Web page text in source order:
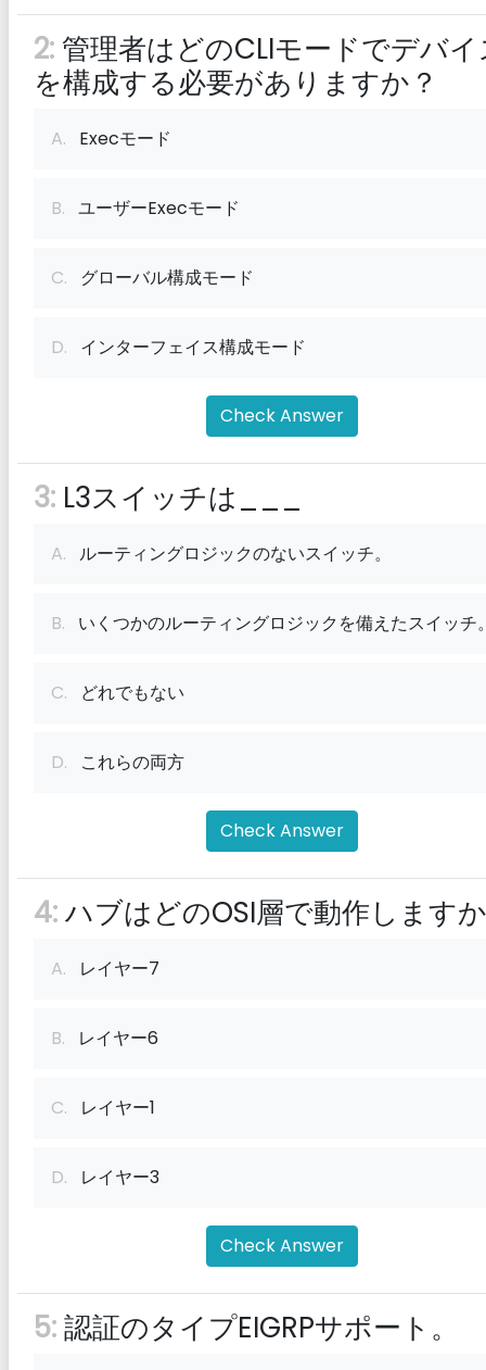
2: 管理者はどのCLIモードでデバ
を構成する必要がありますか？
A. Execモード
B. ユーザーExecモード
C. グローバル構成モード
D. インターフェイス構成モード
Check Answer
3: L3スイッチは___
A. ルーティングロジックのないスイッチ。
B. いくつかのルーティングロジックを備えたスイッチ
C. どれでもない
D. これらの両方
Check Answer
4:ハブはどのOSI層で動作します
A. レイヤー7
B. レイヤー6
C. レイヤー1
D. レイヤー3
Check Answer
5:認証のタイプEIGRPサポート。